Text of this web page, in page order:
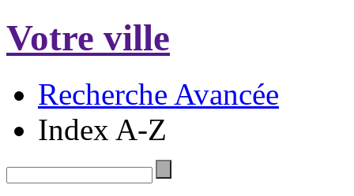
Votre ville
Recherche Avancée
Index A-Z